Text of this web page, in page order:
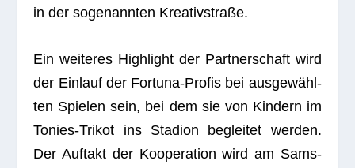
in der soge­nann­ten Kreativstraße.
Ein wei­te­res High­light der Part­ner­schaft wird
der Ein­lauf der For­tuna-Pro­fis bei aus­ge­wähl­
ten Spie­len sein, bei dem sie von Kin­dern im
Tonies-Tri­kot ins Sta­dion beglei­tet wer­den.
Der Auf­takt der Koope­ra­tion wird am Sams­